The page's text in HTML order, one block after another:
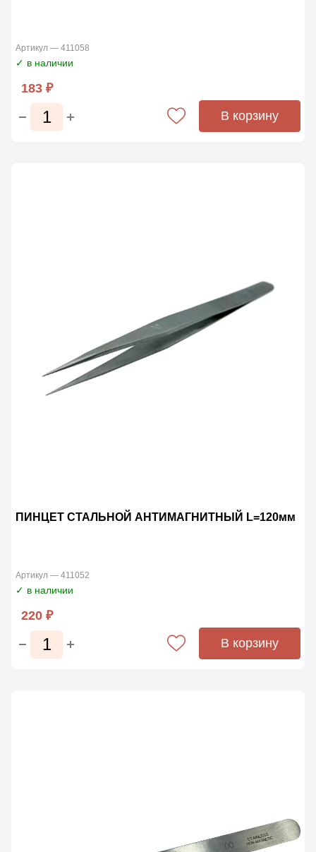
Артикул — 411058
✓ в наличии
183 ₽
В корзину
ПИНЦЕТ СТАЛЬНОЙ АНТИМАГНИТНЫЙ L=120мм
Артикул — 411052
✓ в наличии
220 ₽
В корзину